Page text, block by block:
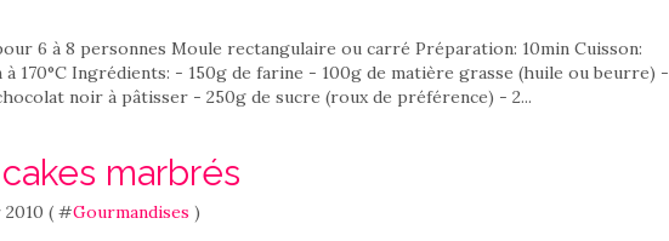
6 à 8 personnes Moule rectangulaire ou carré Préparation: 10min Cuisson:
170°C Ingrédients: - 150g de farine - 100g de matière grasse (huile ou beurre) -
noir à pâtisser - 250g de sucre (roux de préférence) - 2...
marbrés
2010 ( #Gourmandises )